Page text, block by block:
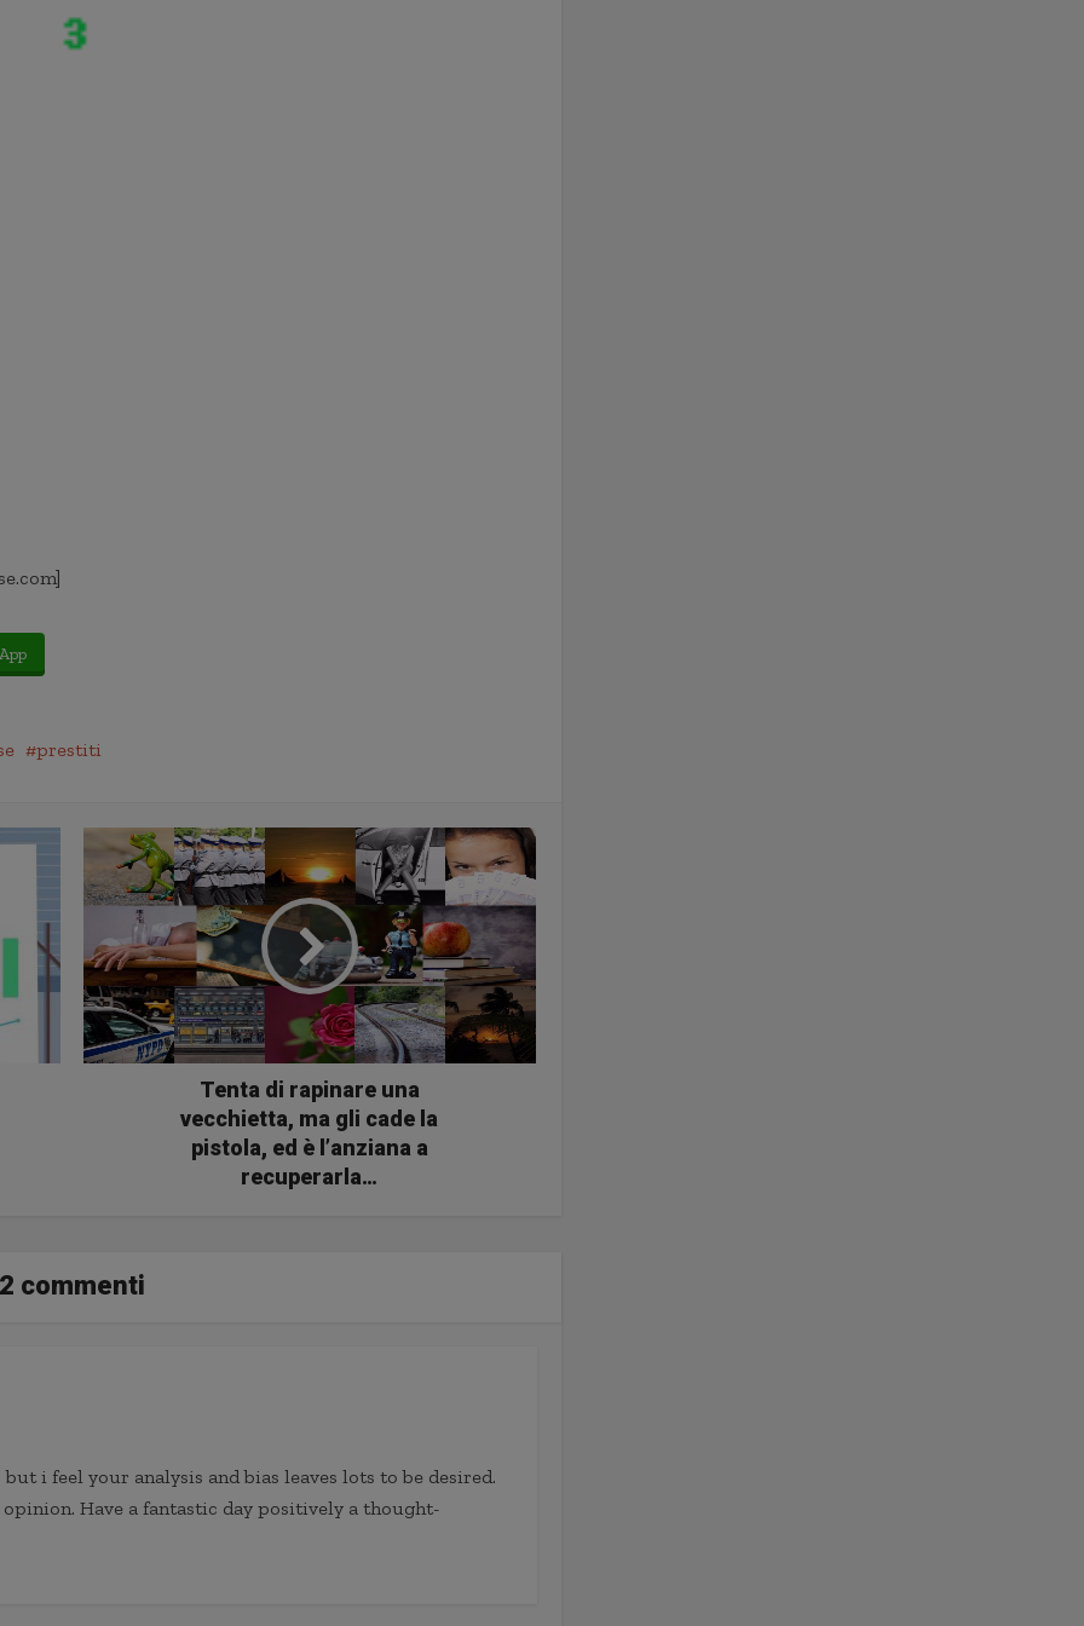
prestiti
Tenta di rapinare una
vecchietta, ma gli cade la
pistola, ed è l’anziana a
recuperarla…
commenti
i feel your analysis and bias leaves lots to be desired.
Have a fantastic day positively a thought-